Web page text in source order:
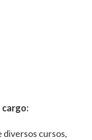
cargo:
diversos cursos,